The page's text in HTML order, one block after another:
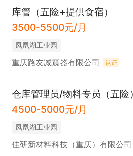
库管（五险+提供食宿）
3500-5500元/月
凤凰湖工业园
重庆路友减震器有限公司 认证
仓库管理员/物料专员（五险）
4500-5000元/月
凤凰湖工业园
佳研新材料科技（重庆）有限公司